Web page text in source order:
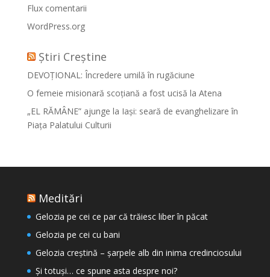
Flux comentarii
WordPress.org
Știri Creștine
DEVOȚIONAL: Încredere umilă în rugăciune
O femeie misionară scoțiană a fost ucisă la Atena
„EL RĂMÂNE” ajunge la Iași: seară de evanghelizare în
Piața Palatului Culturii
Meditări
Gelozia pe cei ce par că trăiesc liber în păcat
Gelozia pe cei cu bani
Gelozia creștină – șarpele alb din inima credinciosului
Și totuși… ce spune asta despre noi?